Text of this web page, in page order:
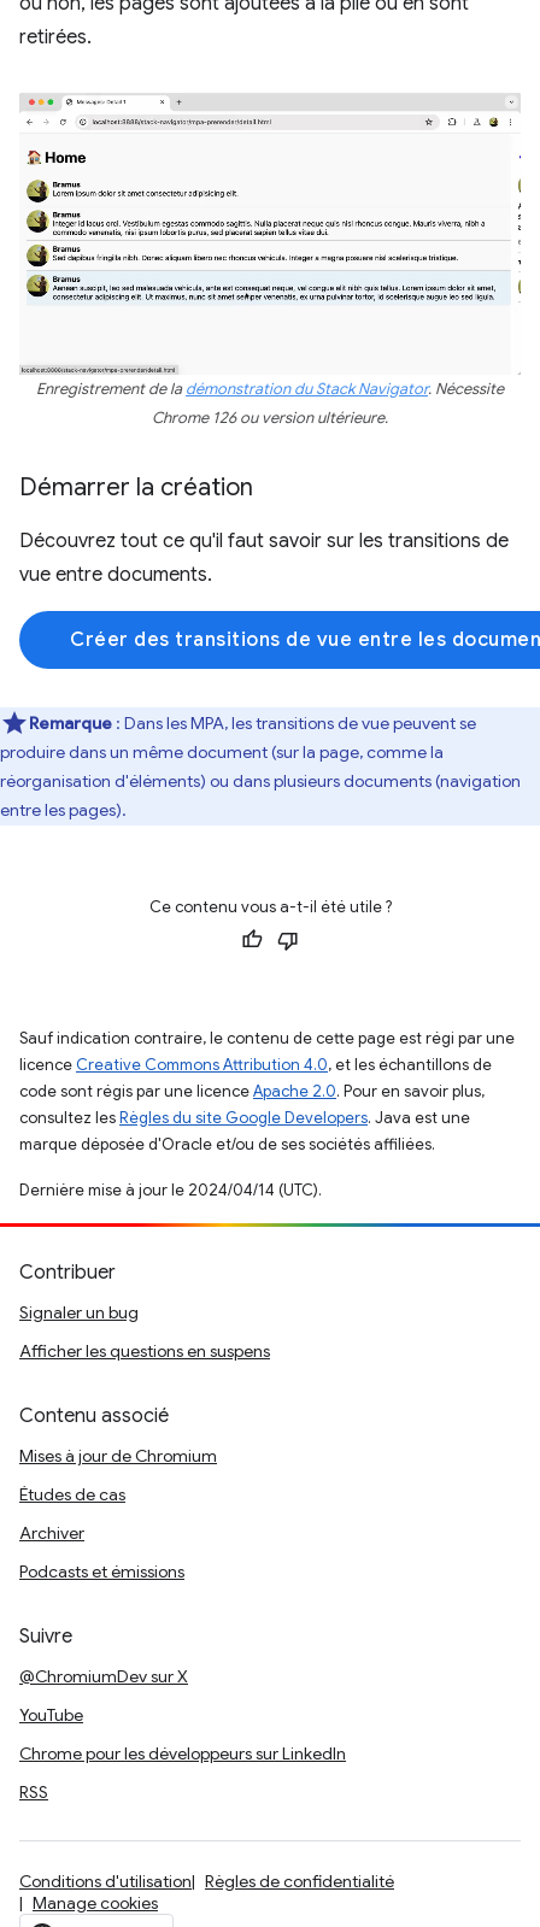
retirées.
Enregistrement de ladémonstration du Stack Navigator. Nécessite
Chrome 126 ou version ultérieure.
Démarrer la création
Découvrez tout ce qu'il faut savoir sur les transitions de
vue entre documents.
Créer des transitions de vue entre les
Remarque : Dans les MPA, les transitions de vue peuvent se
produire dans un même document (sur la page, comme la
réorganisation d'éléments) ou dans plusieurs documents (navigation
entre les pages).
Ce contenu vous a-t-il été utile ?
Sauf indication contraire, le contenu de cette page est régi par une
licence Creative Commons Attribution 4.0, et les échantillons de
code sont régis par une licenceApache 2.0. Pour en savoir plus,
consultez lesRègles du site Google Developers. Java est une
marque déposée d'Oracle et/ou de ses sociétés affiliées.
Dernière mise à jour le 2024/04/14 (UTC).
Contribuer
Signaler un bug
Afficher les questions en suspens
Contenu associé
Mises à jour de Chromium
Études de cas
Archiver
Podcasts et émissions
Suivre
@ChromiumDev sur X
YouTube
Chrome pour les développeurs sur LinkedIn
RSS
Conditions d'utilisation
Règles de confidentialité
Manage cookies